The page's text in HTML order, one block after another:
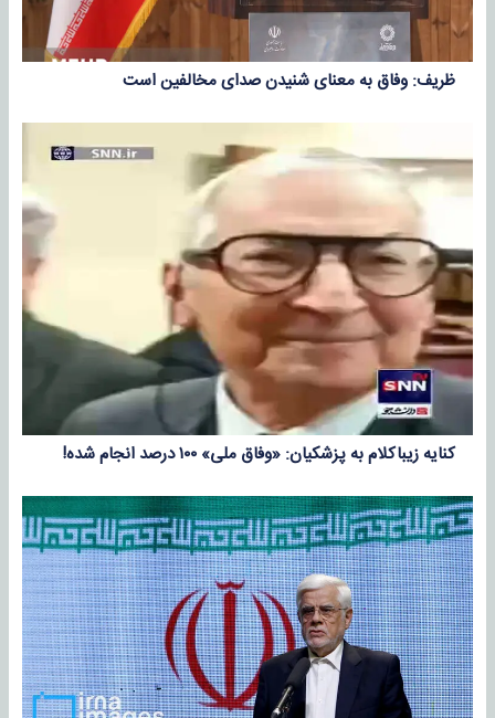
ظریف: وفاق به معنای شنیدن صدای مخالفین است
کنایه زیباکلام به پزشکیان: «وفاق ملی» ۱۰۰ درصد انجام شده!